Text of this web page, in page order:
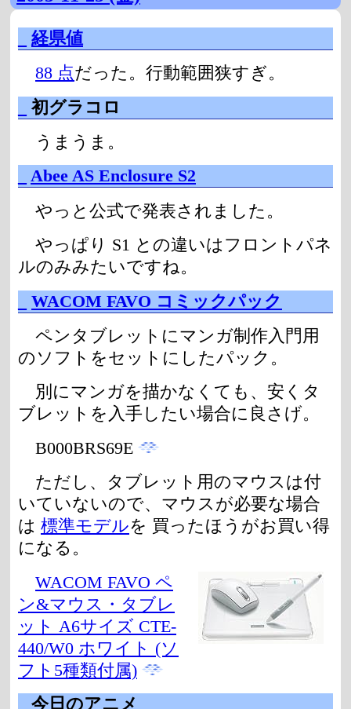
経県値
88 点だった。行動範囲狭すぎ。
初グラコロ
うまうま。
Abee AS Enclosure S2
やっと公式で発表されました。
やっぱり S1 との違いはフロントパネ
ルのみみたいですね。
WACOM FAVO コミックパック
ペンタブレットにマンガ制作入門用
のソフトをセットにしたパック。
別にマンガを描かなくても、安くタ
ブレットを入手したい場合に良さげ。
B000BRS69E
ただし、タブレット用のマウスは付
いていないので、マウスが必要な場合
は 標準モデルを 買ったほうがお買い得
になる。
WACOM FAVO ペ
ン&マウス・タブレ
ット A6サイズ CTE-
440/W0 ホワイト (ソ
フト5種類付属)
今日のアニメ